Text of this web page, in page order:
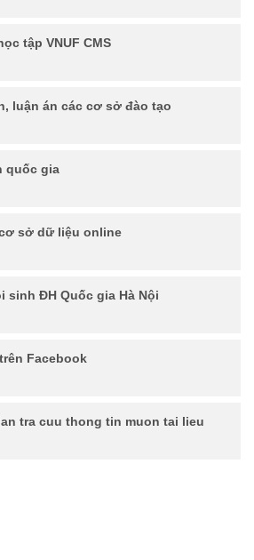
tập VNUF CMS
luận án các cơ sở đào tạo
quốc gia
sở dữ liệu online
sinh ĐH Quốc gia Hà Nội
Facebook
tra cuu thong tin muon tai lieu